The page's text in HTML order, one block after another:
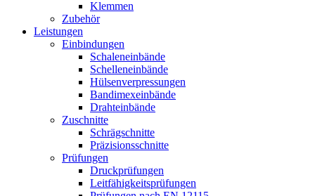
Klemmen
Zubehör
Leistungen
Einbindungen
Schaleneinbände
Schelleneinbände
Hülsenverpressungen
Bandimexeinbände
Drahteinbände
Zuschnitte
Schrägschnitte
Präzisionsschnitte
Prüfungen
Druckprüfungen
Leitfähigkeitsprüfungen